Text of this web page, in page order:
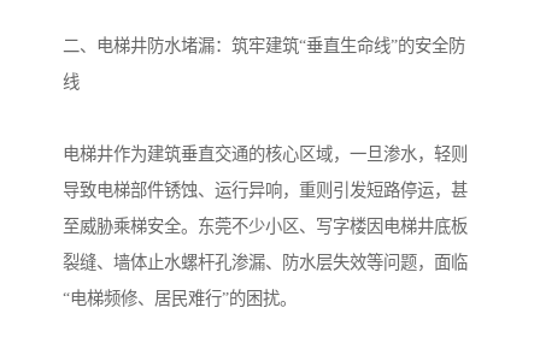
二、电梯井防水堵漏：筑牢建筑“垂直生命线”的安全防
线
电梯井作为建筑垂直交通的核心区域，一旦渗水，轻则
导致电梯部件锈蚀、运行异响，重则引发短路停运，甚
至威胁乘梯安全。东莞不少小区、写字楼因电梯井底板
裂缝、墙体止水螺杆孔渗漏、防水层失效等问题，面临
“电梯频修、居民难行”的困扰。